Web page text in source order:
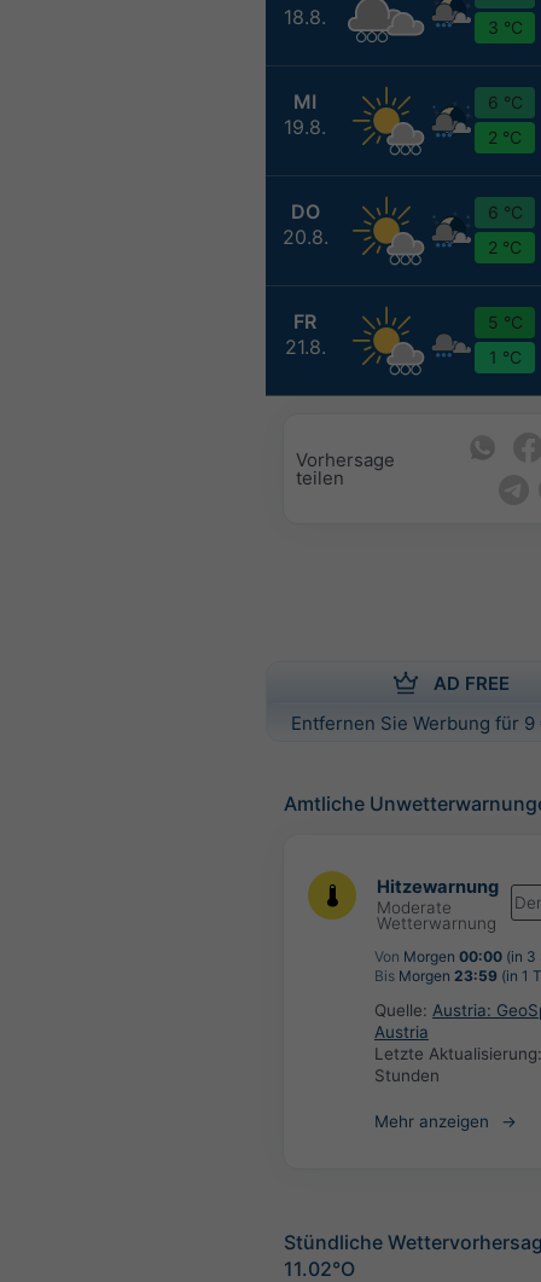
18.8.
3 °C
MI
19.8.
6 °C
2 °C
DO
20.8.
6 °C
2 °C
FR
21.8.
5 °C
1 °C
Vorhersage
teilen
AD FREE
Entfernen Sie Werbung für
Amtliche
Hitzewarnung
Moderate
Wetterwarnung
Von Morgen 00:00 (in 3
Bis Morgen 23:59 (in 1
Quelle: Austria:
Austria
Letzte
Stunden
Mehr anzeigen
Stündliche
11.02°O